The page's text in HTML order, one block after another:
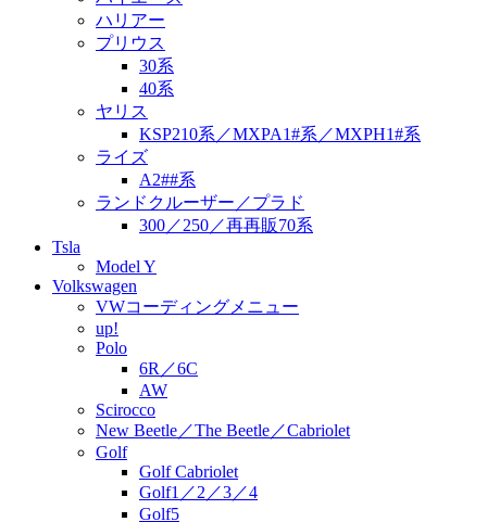
ハリアー
プリウス
30系
40系
ヤリス
KSP210系／MXPA1#系／MXPH1#系
ライズ
A2##系
ランドクルーザー／プラド
300／250／再再販70系
Tsla
Model Y
Volkswagen
VWコーディングメニュー
up!
Polo
6R／6C
AW
Scirocco
New Beetle／The Beetle／Cabriolet
Golf
Golf Cabriolet
Golf1／2／3／4
Golf5